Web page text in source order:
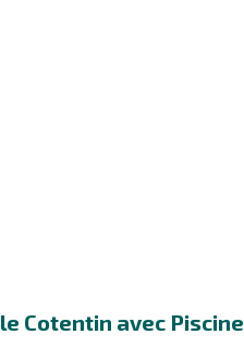
Cotentin avec Piscine